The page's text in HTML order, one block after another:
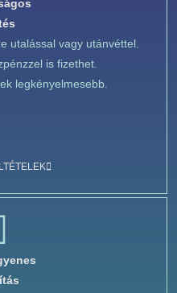
utalással vagy utánvéttel.
is fizethet.
legkényelmesebb.